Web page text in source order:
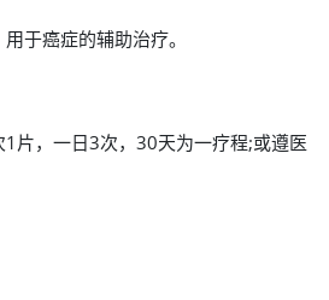
于癌症的辅助治疗。
1片，一日3次，30天为一疗程;或遵医